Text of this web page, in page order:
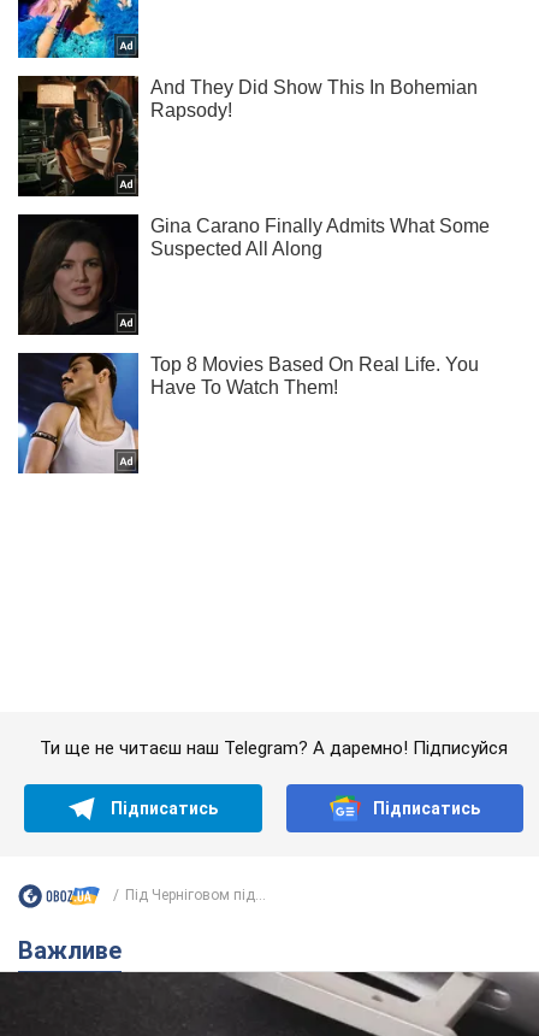
Українці масово переносять свої мобільні